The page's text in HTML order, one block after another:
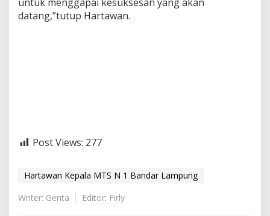
datang,”tutup Hartawan.
Post Views: 277
Hartawan Kepala MTS N 1 Bandar Lampung
Writer: Genta
Editor: Firly